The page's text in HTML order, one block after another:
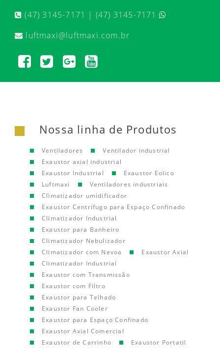
(47) 3145-7171 | (47) 3145-7171
luftmaxi@luftmaxi.com.br
Nossa linha de Produtos
Ventiladores
Ventilador industrial
Exaustor axial industrial
Exaustor Industrial
Exaustor Eolico
Luftmaxi
Ventiladores industriais
Climatizador umidificador
Exaustor Centrifugo para Espaço Confinado
Climatizador Industrial
Exaustor para Banheiro
Climatizador Nebulizador
Climatizador com Nevoa
Exaustor Axial
Climatizador Industrial
Exaustor com Transmissão
Exaustor com Filtro
Exaustor para Telhado
Exaustor Fan Cooler
Exaustor para Espaço Confinado
Exaustor Axial Comercial
Exaustor de Carrinho
Exaustor Portatil